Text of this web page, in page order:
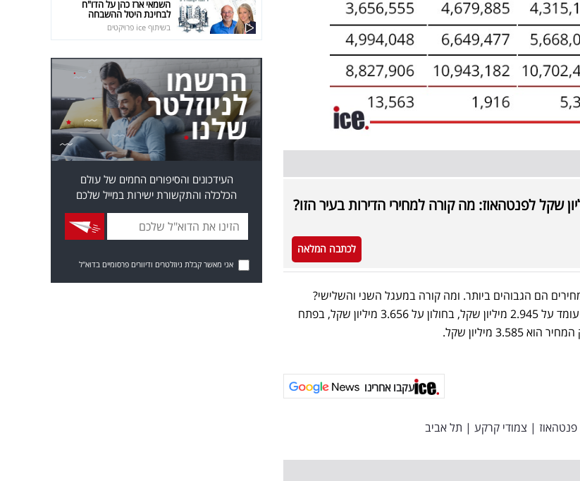
לכתבה המלאה
הם הגבוהים ביותר. ומה קורה במעגל השני והשלישי?
המחיר לדירות מיוחדות של 5 חדרים בחדרה עומד על 2.945 מיליון שקל, בחולון על 3.656 מיליון שקל, בפתח
עקבו אחרינו
פנטהאוז | צמודי קרקע | תל אביב
השמאי ארז כהן על הדו"ח
לבחינת היטל ההשבחה
בשיתוף ice פרויקטים
העידכונים והסיפורים החמים של עולם
הכלכלה והתקשורת ישירות במייל שלכם
אני מאשר קבלת ניוזלטרים ודיוורים פרסומיים בדוא"ל